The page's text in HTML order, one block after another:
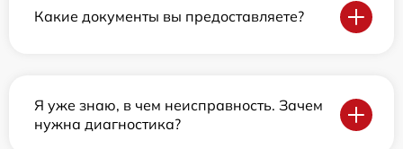
Какие документы вы предоставляете?
Я уже знаю, в чем неисправность. Зачем
нужна диагностика?